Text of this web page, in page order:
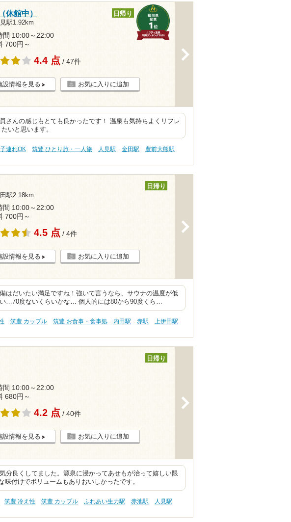
休館中）
駅1.92km
日帰り
間 10:00～22:00
700円～
4.4 点 / 47件
設情報を見る お気に入りに追加
さんの感じもとても良かったです！ 温泉も気持ちよくリフレ
いと思います。
連れOK 筑豊 ひとり旅・一人旅 人見駅 金田駅
豊前大熊駅
駅2.18km
日帰り
間 10:00～22:00
700円～
4.5 点 / 4件
設情報を見る お気に入りに追加
はだいたい満足ですね！強いて言うなら、サウナの温度が低
…70度ないくらいかな… 個人的には80から90度くら…
筑豊 カップル 筑豊 お食事・食事処 内田駅 赤駅
上伊田駅
日帰り
間 10:00～22:00
680円～
4.2 点 / 40件
設情報を見る お気に入りに追加
分良くしてました。源泉に浸かってあせもが治って嬉しい限
味付けでボリュームもありおいしかったです。
筑豊 冷え性 筑豊 カップル ふれあい生力駅 赤池駅
人見駅